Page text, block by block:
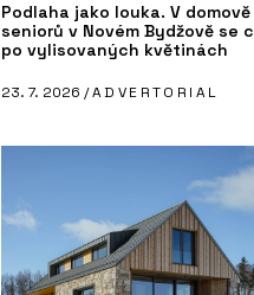
Podlaha jako louka. V domově
seniorů v Novém Bydžově se
po vylisovaných květinách
23. 7. 2026 /ADVERTORIAL